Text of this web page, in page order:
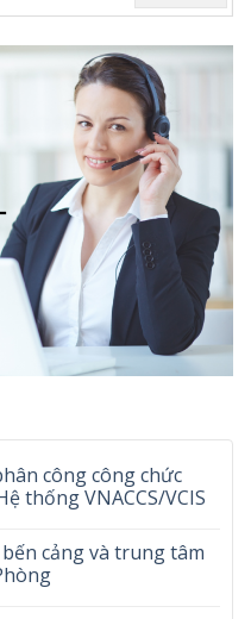
công công chức
thống VNACCS/VCIS
cảng và trung tâm